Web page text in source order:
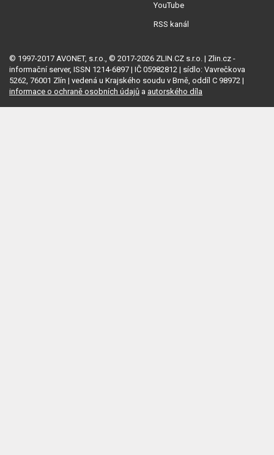
YouTube
RSS kanál
© 1997-2017 AVONET, s.r.o., © 2017-2026 ZLIN.CZ s.r.o. | Zlin.cz -
informační server, ISSN 1214-6897 | IČ 05982812 | sídlo: Vavrečkova
5262, 76001 Zlín | vedená u Krajského soudu v Brně, oddíl C 98972 |
informace o ochraně osobních údajů a autorského díla